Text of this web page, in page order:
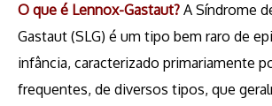
O que é Lennox-Gastaut? A Síndrome
Gastaut (SLG) é um tipo bem raro de
infância, caracterizado primariamente
frequentes, de diversos tipos, que